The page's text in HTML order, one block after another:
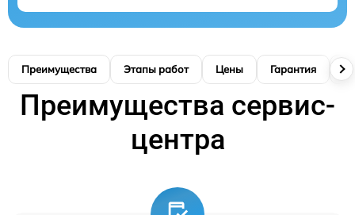
Преимущества Этапы работ Цены Гарантия
Преимущества сервис-
центра